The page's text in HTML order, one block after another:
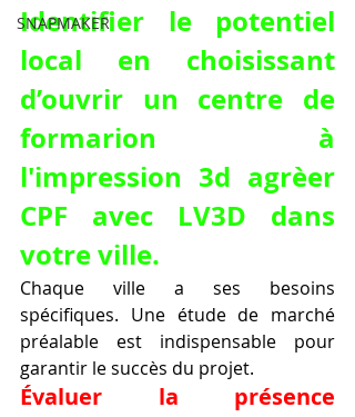
SNAPMAKER
Identifier le potentiel
local en choisissant
d’ouvrir un centre de
formarion à
l'impression 3d agrèer
CPF avec LV3D dans
votre ville.
Chaque ville a ses besoins
spécifiques. Une étude de marché
préalable est indispensable pour
garantir le succès du projet.
Évaluer la présence